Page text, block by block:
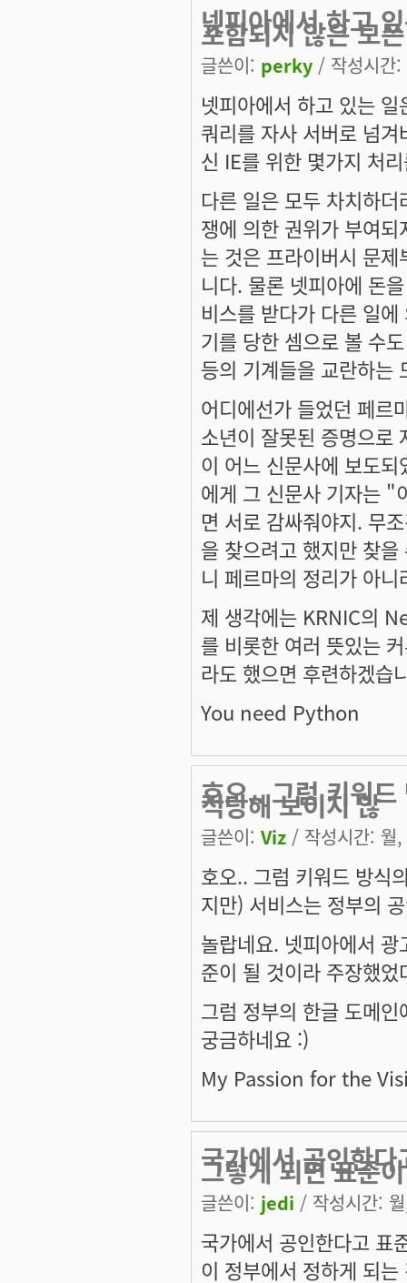
넷피아에서 하고
포함되지 않은 모든
글쓴이: perky / 작성시간
넷피아에서 하고 있는
쿼리를 자사 서버로 넘
신 IE를 위한 몇가지 처
다른 일은 모두 차치하
쟁에 의한 권위가 부여
는 것은 프라이버시 문
니다. 물론 넷피아에 돈
비스를 받다가 다른 일
기를 당한 셈으로 볼 수
등의 기계들을 교란하는
어디에선가 들었던 페르
소년이 잘못된 증명으로
이 어느 신문사에 보도
에게 그 신문사 기자는 "
면 서로 감싸줘야지. 무
을 찾으려고 했지만 찾
니 페르마의 정리가 아
제 생각에는 KRNIC의
를 비롯한 여러 뜻있는
라도 했으면 후련하겠습
You need Python
호오.. 그럼 키워
적당해 보이지 않
글쓴이: Viz / 작성시간:
호오.. 그럼 키워드 방식
지만) 서비스는 정부의
놀랍네요. 넷피아에서
준이 될 것이라 주장했
그럼 정부의 한글 도메
궁금하네요 :)
My Passion for the
국가에서 공인한
그렇게 되면 표준이
글쓴이: jedi / 작성시간:
국가에서 공인한다고 표
이 정부에서 정하게 되